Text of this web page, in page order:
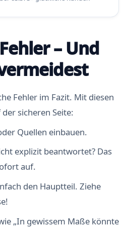
– Und
Fehler im Fazit. Mit diesen
sicheren Seite:
Quellen einbauen.
explizit beantwortet? Das
auf.
den Hauptteil. Ziehe
„In gewissem Maße könnte